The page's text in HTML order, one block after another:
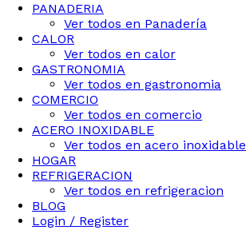
PANADERIA
Ver todos en Panadería
CALOR
Ver todos en calor
GASTRONOMIA
Ver todos en gastronomia
COMERCIO
Ver todos en comercio
ACERO INOXIDABLE
Ver todos en acero inoxidable
HOGAR
REFRIGERACION
Ver todos en refrigeracion
BLOG
Login / Register